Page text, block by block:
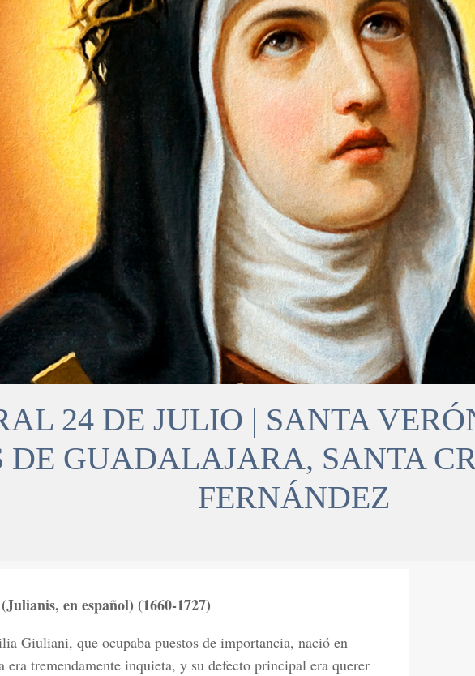
24 DE JULIO | SANTA
DE GUADALAJARA, SANTA
FERNÁNDEZ
en español) (1660-1727)
Giuliani, que ocupaba puestos de importancia, nació en
tremendamente inquieta, y su defecto principal era querer